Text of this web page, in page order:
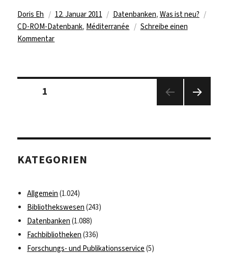
Autor
Doris Eh
Veröffentlicht
am
12. Januar 2011 Kategorien
Datenbanken, Was ist neu?
CD-ROM-Datenbank, Méditerranée
Schreibe einen
Kommentarzu
jetzt
Seitennummerierung
1
KATEGORIEN
Allgemein (1.024)
Bibliothekswesen (243)
Datenbanken (1.088)
Fachbibliotheken (336)
Forschungs- und Publikationsservice (5)